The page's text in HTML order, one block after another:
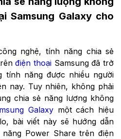
Samsung Galaxy cho
nghệ, tính năng chia sẻ
điện thoại Samsung đã trở
tính năng được nhiều người
nay. Tuy nhiên, không phải
chia sẻ năng lượng không
Galaxymột cách hiệu
bài viết này sẽ hướng dẫn
Power Share trên điện